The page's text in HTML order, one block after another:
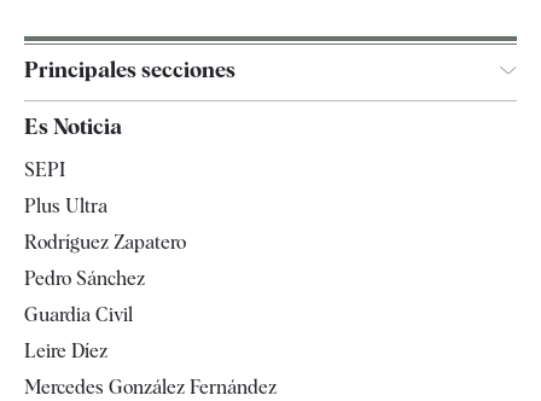
Principales secciones
España
Televisión
Es Noticia
SEPI
Plus Ultra
Rodríguez Zapatero
Pedro Sánchez
Guardia Civil
Leire Díez
Mercedes González Fernández